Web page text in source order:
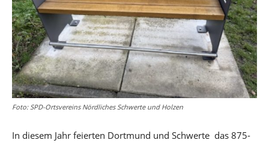
Foto: SPD-Ortsvereins Nördliches Schwerte und Holzen
In diesem Jahr feierten Dortmund und Schwerte das 875-